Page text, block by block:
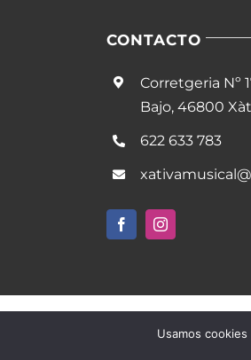
CONTACTO
Corretgeria Nº
Bajo, 46800
622 633 783
Usamos